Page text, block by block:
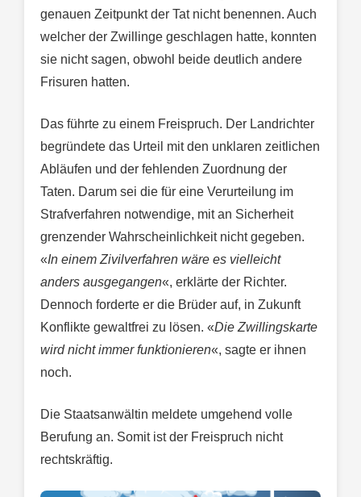
genauen Zeitpunkt der Tat nicht benennen. Auch
welcher der Zwillinge geschlagen hatte, konnten
sie nicht sagen, obwohl beide deutlich andere
Frisuren hatten.
Das führte zu einem Freispruch. Der Landrichter
begründete das Urteil mit den unklaren zeitlichen
Abläufen und der fehlenden Zuordnung der
Taten. Darum sei die für eine Verurteilung im
Strafverfahren notwendige, mit an Sicherheit
grenzender Wahrscheinlichkeit nicht gegeben.
«In einem Zivilverfahren wäre es vielleicht
anders ausgegangen«, erklärte der Richter.
Dennoch forderte er die Brüder auf, in Zukunft
Konflikte gewaltfrei zu lösen. «Die Zwillingskarte
wird nicht immer funktionieren«, sagte er ihnen
noch.
Die Staatsanwältin meldete umgehend volle
Berufung an. Somit ist der Freispruch nicht
rechtskräftig.